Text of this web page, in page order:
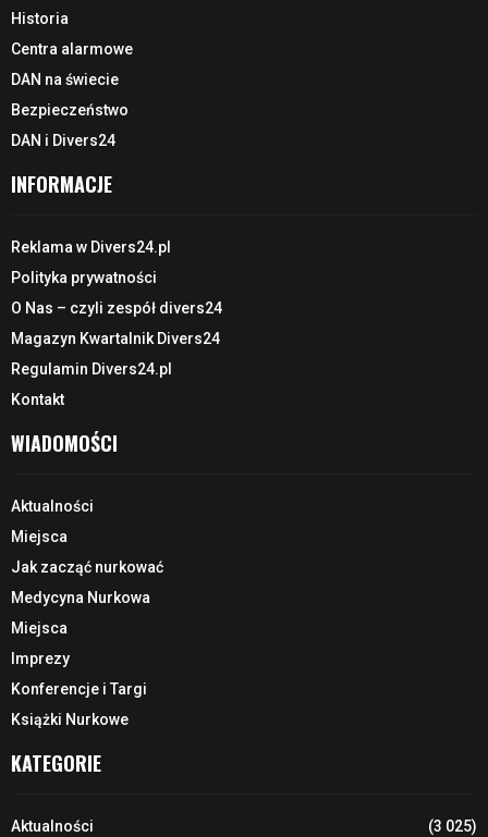
Historia
Centra alarmowe
DAN na świecie
Bezpieczeństwo
DAN i Divers24
INFORMACJE
Reklama w Divers24.pl
Polityka prywatności
O Nas – czyli zespół divers24
Magazyn Kwartalnik Divers24
Regulamin Divers24.pl
Kontakt
WIADOMOŚCI
Aktualności
Miejsca
Jak zacząć nurkować
Medycyna Nurkowa
Miejsca
Imprezy
Konferencje i Targi
Książki Nurkowe
KATEGORIE
Aktualności
(3 025)